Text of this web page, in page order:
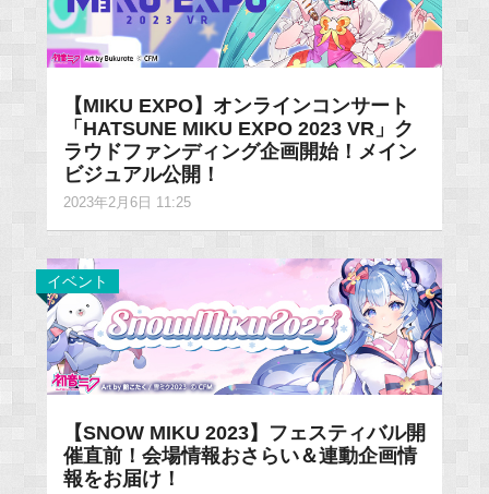
【MIKU EXPO】オンラインコンサート
「HATSUNE MIKU EXPO 2023 VR」ク
ラウドファンディング企画開始！メイン
ビジュアル公開！
2023年2月6日 11:25
イベント
【SNOW MIKU 2023】フェスティバル開
催直前！会場情報おさらい＆連動企画情
報をお届け！